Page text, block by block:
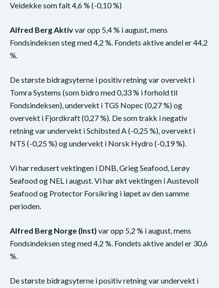
Veidekke som falt 4,6 % (-0,10 %)
Alfred Berg Aktivvar opp 5,4 % i august, mens
Fondsindeksen steg med 4,2 %. Fondets aktive andel er 44,2
%.
De største bidragsyterne i positiv retning var overvekt i
Tomra Systems (som bidro med 0,33 % i forhold til
Fondsindeksen), undervekt i TGS Nopec (0,27 %) og
overvekt i Fjordkraft (0,27 %). De som trakk i negativ
retning var undervekt i Schibsted A (-0,25 %), overvekt i
NTS (-0,25 %) og undervekt i Norsk Hydro (-0,19 %).
Vi har redusert vektingen i DNB, Grieg Seafood, Lerøy
Seafood og NEL i august. Vi har økt vektingen i Austevoll
Seafood og Protector Forsikring i løpet av den samme
perioden.
Alfred Berg Norge (Inst) var opp 5,2 % i august, mens
Fondsindeksen steg med 4,2 %. Fondets aktive andel er 30,6
%.
De største bidragsyterne i positiv retning var undervekt i